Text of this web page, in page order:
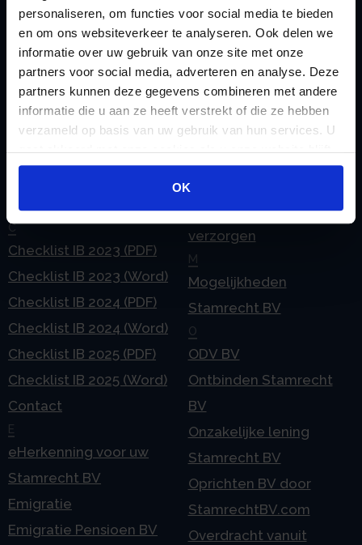
personaliseren, om functies voor social media te bieden
en om ons websiteverkeer te analyseren. Ook delen we
informatie over uw gebruik van onze site met onze
partners voor social media, adverteren en analyse. Deze
partners kunnen deze gegevens combineren met andere
informatie die u aan ze heeft verstrekt of die ze hebben
verzameld op basis van uw gebruik van hun services. U
gaat akkoord met onze cookies als u onze website blijft
gebruiken.
OK
Handige links
Afkoop Stamrecht
Belastingdienst
C
Checklist IB 2023 (PDF)
Checklist IB 2023 (Word)
Checklist IB 2024 (PDF)
Checklist IB 2024 (Word)
Checklist IB 2025 (PDF)
Checklist IB 2025 (Word)
Contact
E
eHerkenning voor uw
Stamrecht BV
Emigratie
Emigratie Pensioen BV
Jaarstukken opstellen
L
Lenen van de BV
Lijfrente BV
Liquidatie Pensioen BV
Loonadministratie
verzorgen
M
Mogelijkheden
Stamrecht BV
O
ODV BV
Ontbinden Stamrecht
BV
Onzakelijke lening
Stamrecht BV
Oprichten BV door
StamrechtBV.com
Overdracht vanuit